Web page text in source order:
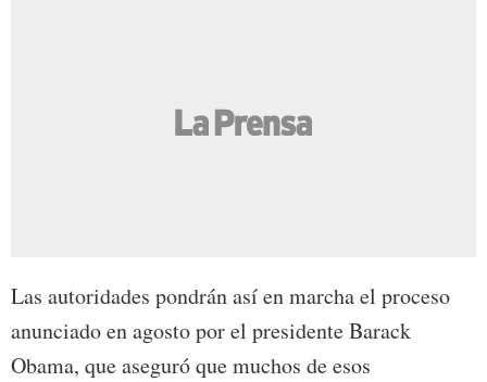
Las autoridades pondrán así en marcha el proceso
anunciado en agosto por el presidente Barack
Obama, que aseguró que muchos de esos